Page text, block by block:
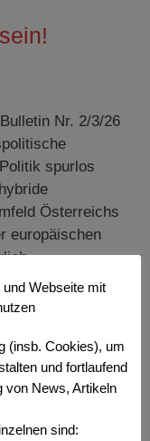
Nr. 2/3/26
spurlos
Österreichs
europäischen
aber
Wehr- und
Webseite mit
(insb. Cookies), um
und fortlaufend
von News, Artikeln
sind: